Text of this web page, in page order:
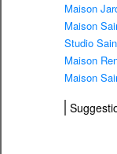
Maison
Maison
Studio
Maison
Maison